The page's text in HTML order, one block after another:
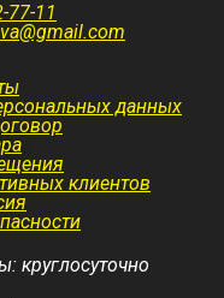
77-11
данных
клиентов
круглосуточно